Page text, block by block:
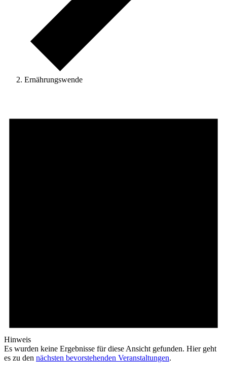
Ernährungswende
Hinweis
Es wurden keine Ergebnisse für diese Ansicht gefunden. Hier geht
es zu den nächsten bevorstehenden Veranstaltungen.